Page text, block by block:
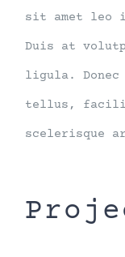
sit amet leo
Duis at
ligula. Donec
tellus,
scelerisque